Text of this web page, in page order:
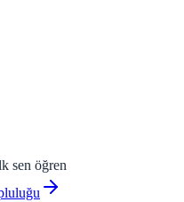
sen öğren